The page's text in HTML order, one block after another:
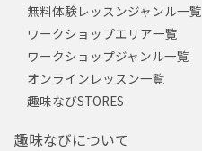
無料体験レッスンジャンル一覧
ワークショップエリア一覧
ワークショップジャンル一覧
オンラインレッスン一覧
趣味なびSTORES
趣味なびについて